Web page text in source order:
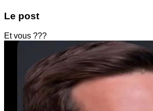
Le post
Et vous ???